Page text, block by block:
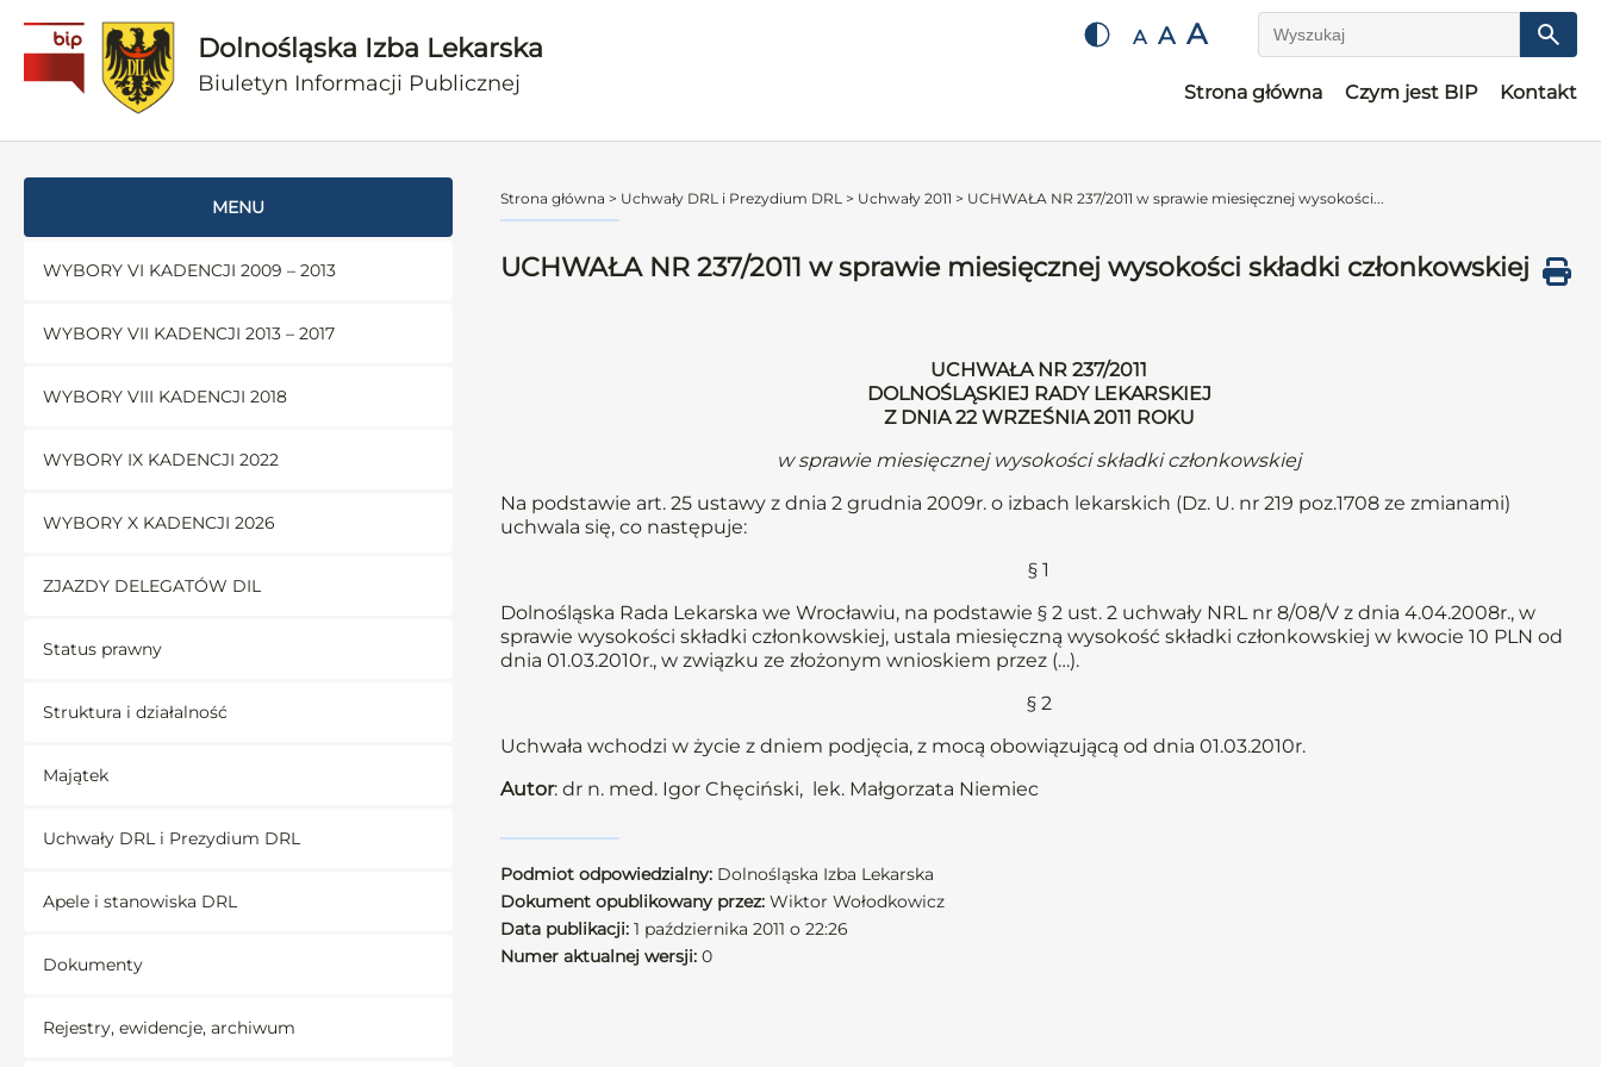
Dolnośląska Izba Lekarska
Biuletyn Informacji Publicznej
A A A Wyszukaj
Strona główna Czym jest BIP Kontakt
MENU
WYBORY VI KADENCJI 2009 – 2013
WYBORY VII KADENCJI 2013 – 2017
WYBORY VIII KADENCJI 2018
WYBORY IX KADENCJI 2022
WYBORY X KADENCJI 2026
ZJAZDY DELEGATÓW DIL
Status prawny
Struktura i działalność
Majątek
Uchwały DRL i Prezydium DRL
Apele i stanowiska DRL
Dokumenty
Rejestry, ewidencje, archiwum
Strona główna > Uchwały DRL i Prezydium DRL > Uchwały 2011 > UCHWAŁA NR 237/2011 w sprawie miesięcznej wysokości...
UCHWAŁA NR 237/2011 w sprawie miesięcznej wysokości składki członkowskiej
UCHWAŁA NR 237/2011
DOLNOŚLĄSKIEJ RADY LEKARSKIEJ
Z DNIA 22 WRZEŚNIA 2011 ROKU
w sprawie miesięcznej wysokości składki członkowskiej
Na podstawie art. 25 ustawy z dnia 2 grudnia 2009r. o izbach lekarskich (Dz. U. nr 219 poz.1708 ze zmianami)
uchwala się, co następuje:
§ 1
Dolnośląska Rada Lekarska we Wrocławiu, na podstawie § 2 ust. 2 uchwały NRL nr 8/08/V z dnia 4.04.2008r., w
sprawie wysokości składki członkowskiej, ustala miesięczną wysokość składki członkowskiej w kwocie 10 PLN od
dnia 01.03.2010r., w związku ze złożonym wnioskiem przez (…).
§ 2
Uchwała wchodzi w życie z dniem podjęcia, z mocą obowiązującą od dnia 01.03.2010r.
Autor: dr n. med. Igor Chęciński, lek. Małgorzata Niemiec
Podmiot odpowiedzialny: Dolnośląska Izba Lekarska
Dokument opublikowany przez: Wiktor Wołodkowicz
Data publikacji: 1 października 2011 o 22:26
Numer aktualnej wersji: 0